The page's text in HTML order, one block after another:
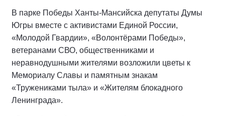
В парке Победы Ханты-Мансийска депутаты Думы
Югры вместе с активистами Единой России,
«Молодой Гвардии», «Волонтёрами Победы»,
ветеранами СВО, общественниками и
неравнодушными жителями возложили цветы к
Мемориалу Славы и памятным знакам
«Тружениками тыла» и «Жителям блокадного
Ленинграда».